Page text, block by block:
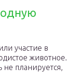
участие в
животное.
не планируется,